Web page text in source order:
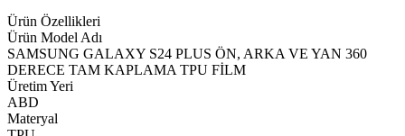
Ürün Özellikleri
Ürün Model Adı
SAMSUNG GALAXY S24 PLUS ÖN, ARKA VE YAN 360
DERECE TAM KAPLAMA TPU FİLM
Üretim Yeri
ABD
Materyal